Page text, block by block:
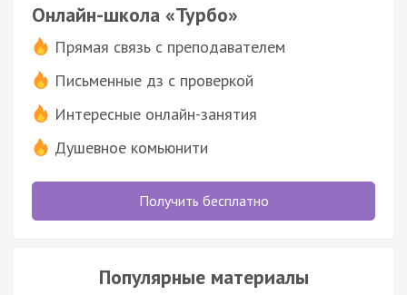
Онлайн-школа «Турбо»
Прямая связь с преподавателем
Письменные дз с проверкой
Интересные онлайн-занятия
Душевное комьюнити
Получить бесплатно
Популярные материалы